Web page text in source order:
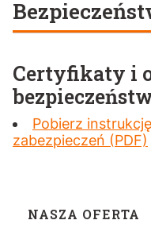
Certyfikaty i
Pobierz
zabezpieczeń (PDF)
Linki w
NASZA OFERTA